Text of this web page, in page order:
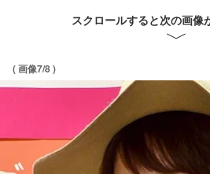
スクロールすると次の画像
( 画像7/8 )